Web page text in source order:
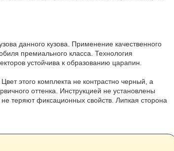
данного кузова. Применение качественного
премиального класса. Технология
устойчива к образованию царапин.
этого комплекта не контрастно черный, а
оттенка. Инструкцией не установлены
теряют фиксационных свойств. Липкая сторона